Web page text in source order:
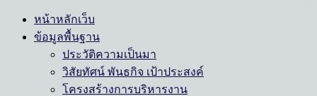
หน้าหลักเว็บ
ข้อมูลพื้นฐาน
ประวัติความเป็นมา
วิสัยทัศน์ พันธกิจ เป้าประสงค์
โครงสร้างการบริหารงาน